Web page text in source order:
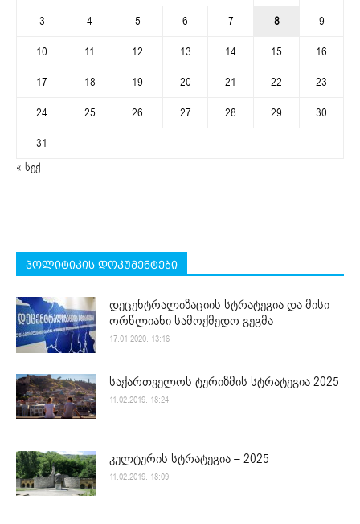
3
4 5 6 7 8
9
10
11 12 13 14 15
16
17
18 19 20 21 22
23
24
25 26 27 28 29
30
31
« სექ
პოლიტიკის დოკუმენტები
დეცენტრალიზაციის სტრატეგია და მისი
ორწლიანი სამოქმედო გეგმა
17.01.2020. 13:16
საქართველოს ტურიზმის სტრატეგია 2025
11.02.2019. 18:24
კულტურის სტრატეგია – 2025
11.02.2019. 18:09